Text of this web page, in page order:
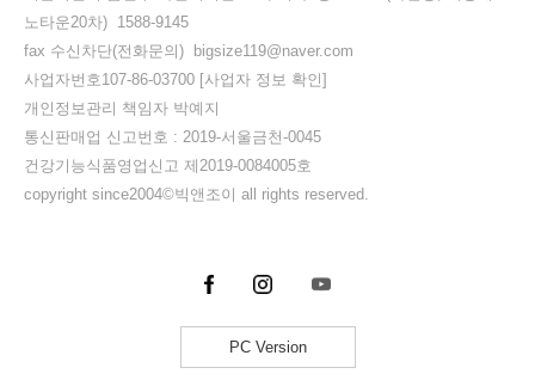
노타운20차) 1588-9145
fax 수신차단(전화문의) bigsize119@naver.com
사업자번호107-86-03700 [사업자 정보 확인]
개인정보관리 책임자 박예지
통신판매업 신고번호 : 2019-서울금천-0045
건강기능식품영업신고 제2019-0084005호
copyright since2004©빅앤조이 all rights reserved.
PC Version